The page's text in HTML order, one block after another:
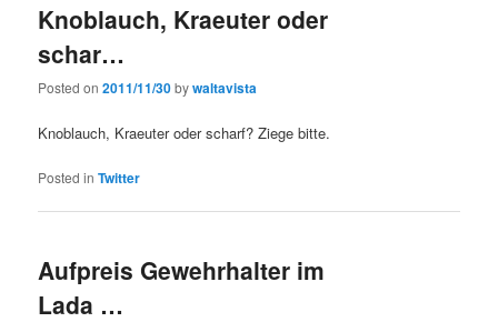
Knoblauch, Kraeuter oder
schar…
Posted on2011/11/30bywaltavista
Knoblauch, Kraeuter oder scharf? Ziege bitte.
Posted in Twitter
Aufpreis Gewehrhalter im
Lada …